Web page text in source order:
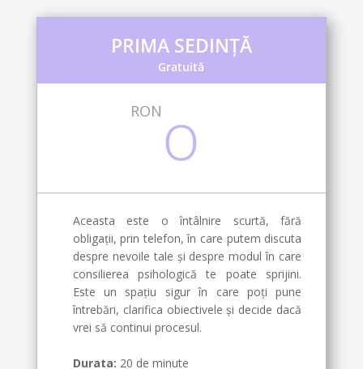
PRIMA SEDINȚĂ
Gratuită
RON o
Aceasta este o întâlnire scurtă, fără
obligații, prin telefon, în care putem discuta
despre nevoile tale și despre modul în care
consilierea psihologică te poate sprijini.
Este un spațiu sigur în care poți pune
întrebări, clarifica obiectivele și decide dacă
vrei să continui procesul.
Durata: 20 de minute